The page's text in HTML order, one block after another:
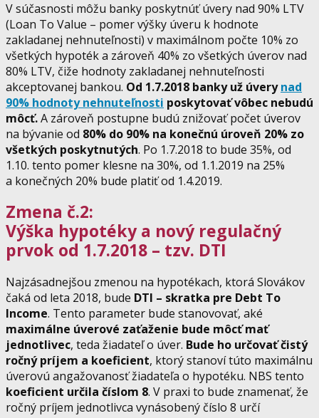
V súčasnosti môžu banky poskytnúť úvery nad 90% LTV
(Loan To Value – pomer výšky úveru k hodnote
zakladanej nehnuteľnosti) v maximálnom počte 10% zo
všetkých hypoték a zároveň 40% zo všetkých úverov nad
80% LTV, čiže hodnoty zakladanej nehnuteľnosti
akceptovanej bankou. Od 1.7.2018 banky už úverynad
90% hodnoty nehnuteľnosti poskytovať vôbec nebudú
môcť.A zároveň postupne budú znižovať počet úverov
na bývanie od 80% do 90% na konečnú úroveň 20% zo
všetkých poskytnutých. Po 1.7.2018 to bude 35%, od
1.10. tento pomer klesne na 30%, od 1.1.2019 na 25%
a konečných 20% bude platiť od 1.4.2019.
Zmena č.2:
Výška hypotéky a nový regulačný
prvok od 1.7.2018 – tzv. DTI
Najzásadnejšou zmenou na hypotékach, ktorá Slovákov
čaká od leta 2018, bude DTI – skratka pre Debt To
Income. Tento parameter bude stanovovať, aké
maximálne úverové zaťaženie bude môcť mať
jednotlivec, teda žiadateľ o úver. Bude ho určovať čistý
ročný príjem a koeficient, ktorý stanoví túto maximálnu
úverovú angažovanosť žiadateľa o hypotéku. NBS tento
koeficient určila číslom 8. V praxi to bude znamenať, že
ročný príjem jednotlivca vynásobený číslo 8 určí